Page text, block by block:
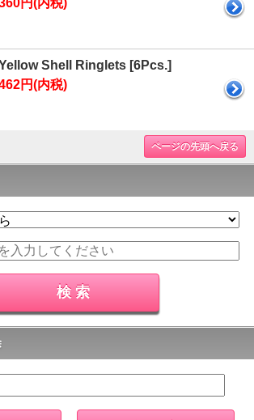
Shell Ringlets [6Pcs.]
円(内税)
ページの先頭へ戻る